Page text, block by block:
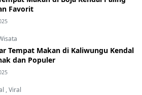
Favorit
Tempat Makan di Kaliwungu Kendal
dan Populer
,Viral